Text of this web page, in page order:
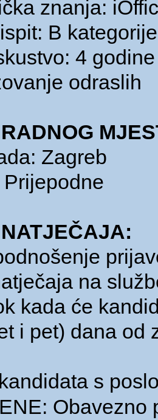
znanja:
B kategorije
4
odraslih
Zagreb
na
kada će
i pet) dana od
s
Obavezno